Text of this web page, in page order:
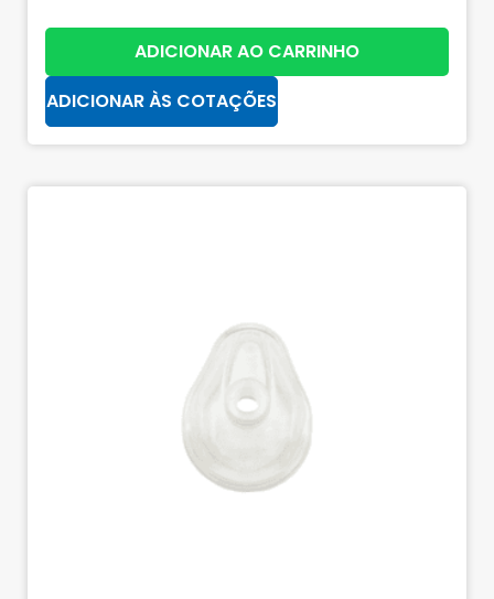
ADICIONAR AO CARRINHO
ADICIONAR ÀS COTAÇÕES